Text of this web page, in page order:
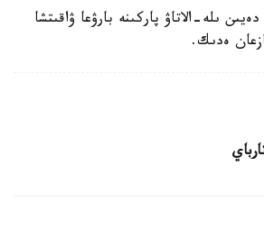
ىلە-الاتاۋ پاركىنە بارۋعا ۋاقىتشا
ەدىك.